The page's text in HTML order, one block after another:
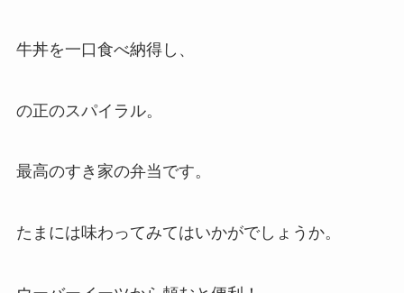
牛丼を一口食べ納得し、
の正のスパイラル。
最高のすき家の弁当です。
たまには味わってみてはいかがでしょうか。